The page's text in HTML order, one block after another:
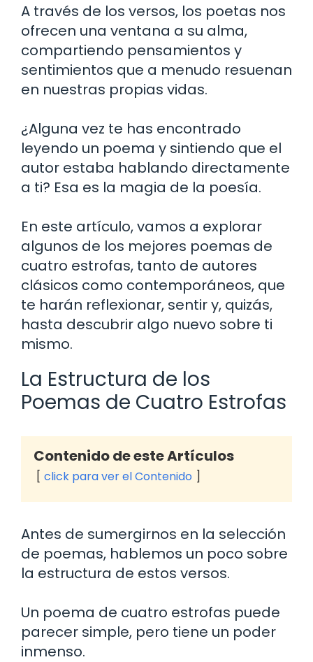
A través de los versos, los poetas nos
ofrecen una ventana a su alma,
compartiendo pensamientos y
sentimientos que a menudo resuenan
en nuestras propias vidas.
¿Alguna vez te has encontrado
leyendo un poema y sintiendo que el
autor estaba hablando directamente
a ti? Esa es la magia de la poesía.
En este artículo, vamos a explorar
algunos de los mejores poemas de
cuatro estrofas, tanto de autores
clásicos como contemporáneos, que
te harán reflexionar, sentir y, quizás,
hasta descubrir algo nuevo sobre ti
mismo.
La Estructura de los
Poemas de Cuatro Estrofas
Contenido de este Artículos
click para ver el Contenido
Antes de sumergirnos en la selección
de poemas, hablemos un poco sobre
la estructura de estos versos.
Un poema de cuatro estrofas puede
parecer simple, pero tiene un poder
inmenso.